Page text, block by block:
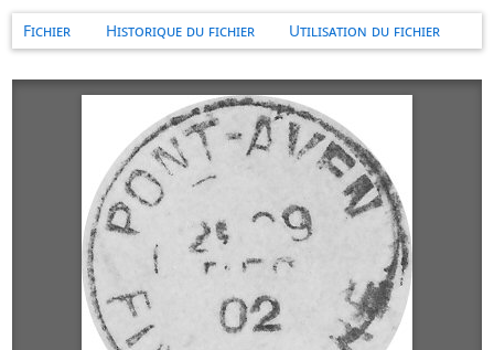
Fichier Historique du fichier Utilisation du fichier